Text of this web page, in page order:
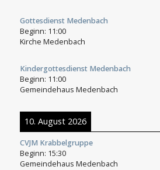
Gottesdienst Medenbach
Beginn: 11:00
Kirche Medenbach
Kindergottesdienst Medenbach
Beginn: 11:00
Gemeindehaus Medenbach
10. August 2026
CVJM Krabbelgruppe
Beginn: 15:30
Gemeindehaus Medenbach